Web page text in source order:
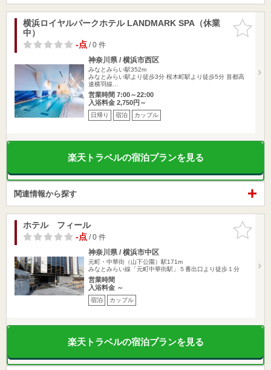
お気に入
りに追加
横浜ロイヤルパークホテル LANDMARK SPA（休業
中）
-点/ 0 件
神奈川県 / 横浜市西区
みなとみらい駅352m
みなとみらい駅より徒歩3分 桜木町駅より徒歩5分 首都高
速横羽線…
営業時間 7:00～22:00
入浴料金 2,750円～
日帰り 宿泊 カップル
楽天トラベルの宿泊プランを見る
関連情報から探す
お気に入
りに追加
ホテル フィール
-点/ 0 件
神奈川県 / 横浜市中区
元町・中華街（山下公園）駅171m
みなとみらい線「元町中華街駅」５番出口より徒歩１分
営業時間
入浴料金 ～
宿泊 カップル
楽天トラベルの宿泊プランを見る